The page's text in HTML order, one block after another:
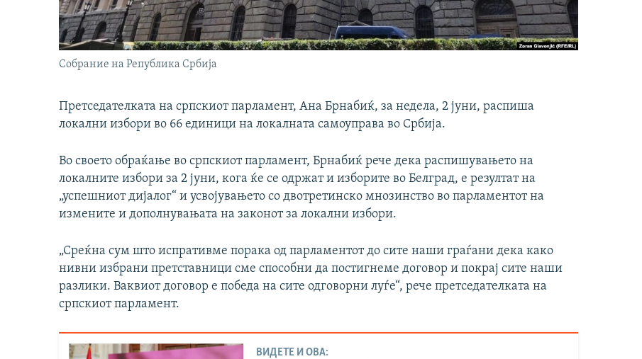
Собрание на Република Србија
Претседателката на српскиот парламент, Ана Брнабиќ, за недела, 2 јуни, распиша
локални избори во 66 единици на локалната самоуправа во Србија.
Во своето обраќање во српскиот парламент, Брнабиќ рече дека распишувањето на
локалните избори за 2 јуни, кога ќе се одржат и изборите во Белград, е резултат на
„успешниот дијалог“ и усвојувањето со двотретинско мнозинство во парламентот на
измените и дополнувањата на законот за локални избори.
„Среќна сум што испративме порака од парламентот до сите наши граѓани дека како
нивни избрани претставници сме способни да постигнеме договор и покрај сите наши
разлики. Ваквиот договор е победа на сите одговорни луѓе“, рече претседателката на
српскиот парламент.
ВИДЕТЕ И ОВА: